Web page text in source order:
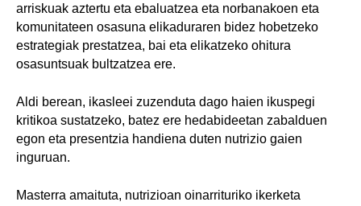
arriskuak aztertu eta ebaluatzea eta norbanakoen eta
komunitateen osasuna elikaduraren bidez hobetzeko
estrategiak prestatzea, bai eta elikatzeko ohitura
osasuntsuak bultzatzea ere.
Aldi berean, ikasleei zuzenduta dago haien ikuspegi
kritikoa sustatzeko, batez ere hedabideetan zabalduen
egon eta presentzia handiena duten nutrizio gaien
inguruan.
Masterra amaituta, nutrizioan oinarrituriko ikerketa